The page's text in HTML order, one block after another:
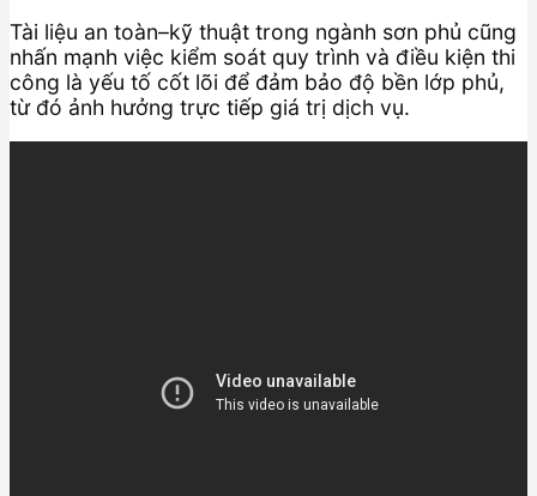
Tài liệu an toàn–kỹ thuật trong ngành sơn phủ cũng
nhấn mạnh việc kiểm soát quy trình và điều kiện thi
công là yếu tố cốt lõi để đảm bảo độ bền lớp phủ,
từ đó ảnh hưởng trực tiếp giá trị dịch vụ.